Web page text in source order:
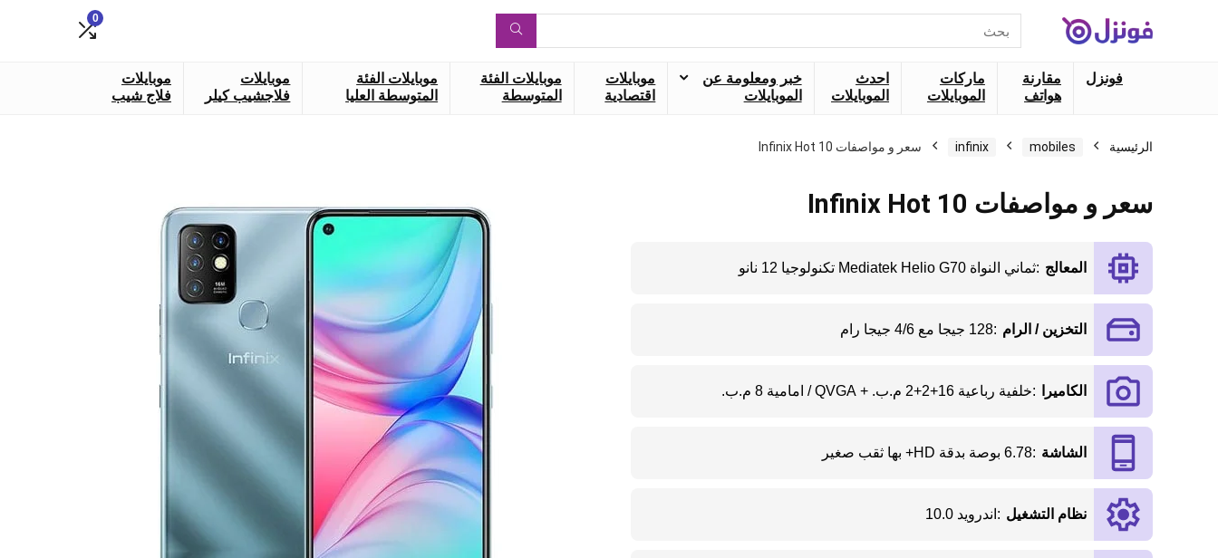
عن:
0
فونزل
مقارنة
هواتف
ماركات
الموبايلات
احدث
الموبايلات
خبر ومعلومة عن
الموبايلات
موبايلات
اقتصادية
موبايلات الفئة
المتوسطة
موبايلات الفئة
المتوسطة العليا
موبايلات
فلاجشيب كيلر
موبايلات
فلاج شيب
الرئيسية mobiles
infinix سعر و مواصفات Infinix Hot 10
سعر و مواصفات Infinix Hot 10
المعالج :ثماني النواة Mediatek Helio G70 تكنولوجيا 12 نانو
التخزين / الرام :128 جيجا مع 4/6 جيجا رام
الكاميرا :خلفية رباعية 16+2+2 م.ب. + QVGA / امامية 8 م.ب.
الشاشة :6.78 بوصة بدقة HD+ بها ثقب صغير
نظام التشغيل : اندرويد 10.0